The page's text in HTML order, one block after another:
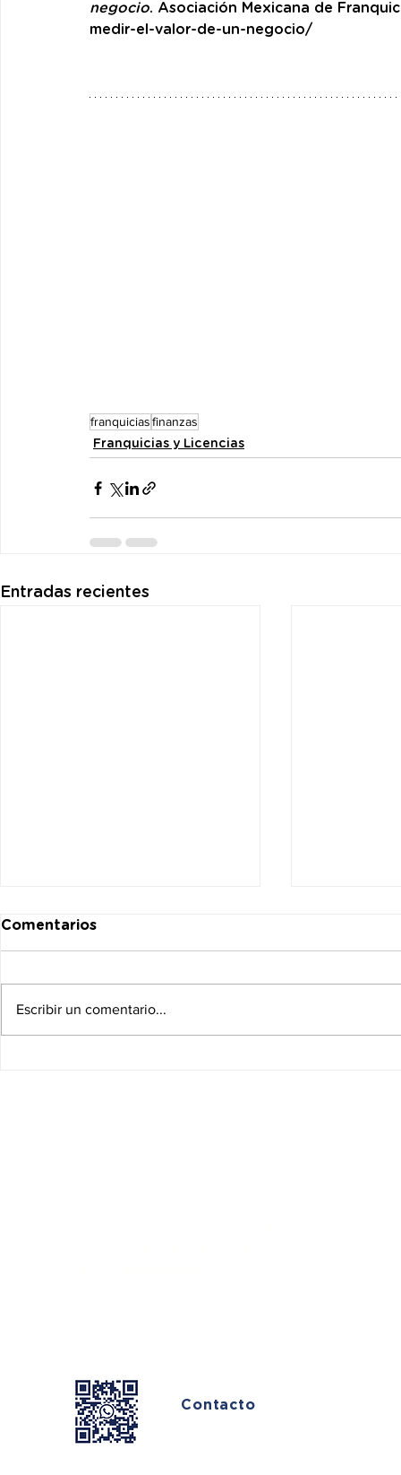
negocio. Asociación Mexicana de
medir-el-valor-de-un-negocio/
franquiciasfinanzas
Franquicias y Licencias
Entradas recientes
Comentarios
Escribir un comentario...
Contacto